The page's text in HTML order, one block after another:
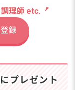
理師 etc.
録
プレゼント